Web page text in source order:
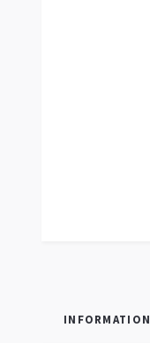
INFORMATION